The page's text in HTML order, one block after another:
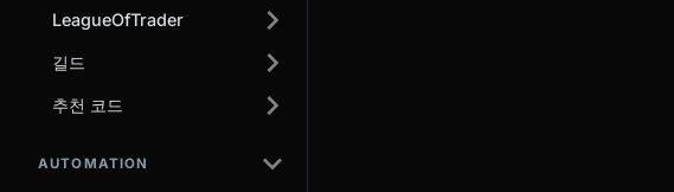
LeagueOfTrader
길드
추천 코드
AUTOMATION